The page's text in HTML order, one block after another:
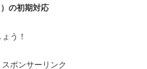
の初期対応
う！
スポンサーリンク